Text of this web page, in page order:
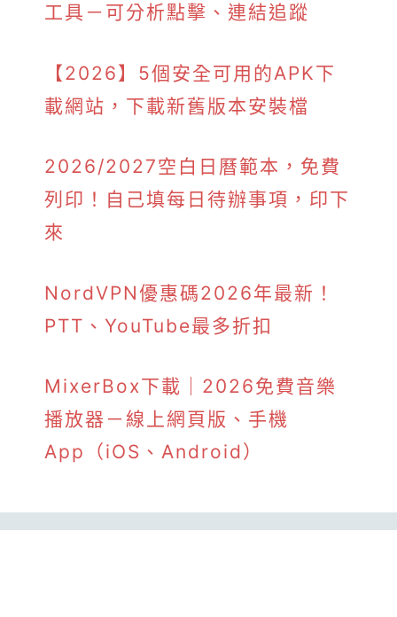
工具－可分析點擊、連結追蹤
【2026】5個安全可用的APK下
載網站，下載新舊版本安裝檔
2026/2027空白日曆範本，免費
列印！自己填每日待辦事項，印下
來
NordVPN優惠碼2026年最新！
PTT、YouTube最多折扣
MixerBox下載｜2026免費音樂
播放器－線上網頁版、手機
App（iOS、Android）